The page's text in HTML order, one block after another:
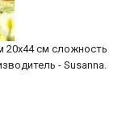
см сложность
- Susanna.